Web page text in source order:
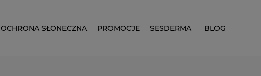
OCHRONA SŁONECZNA PROMOCJE SESDERMA BLOG